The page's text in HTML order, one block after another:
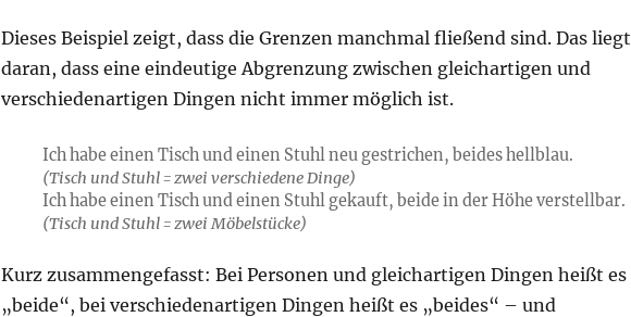
Dieses Beispiel zeigt, dass die Grenzen manchmal fließend sind. Das liegt
daran, dass eine eindeutige Abgrenzung zwischen gleichartigen und
verschiedenartigen Dingen nicht immer möglich ist.
Ich habe einen Tisch und einen Stuhl neu gestrichen, beides hellblau.
(Tisch und Stuhl = zwei verschiedene Dinge)
Ich habe einen Tisch und einen Stuhl gekauft, beide in der Höhe verstellbar.
(Tisch und Stuhl = zwei Möbelstücke)
Kurz zusammengefasst: Bei Personen und gleichartigen Dingen heißt es
„beide“, bei verschiedenartigen Dingen heißt es „beides“ – und